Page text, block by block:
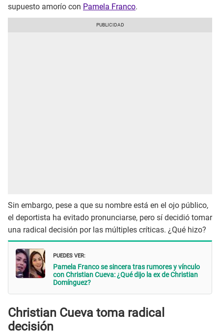
supuesto amorío con Pamela Franco.
Sin embargo, pese a que su nombre está en el ojo público,
el deportista ha evitado pronunciarse, pero sí decidió tomar
una radical decisión por las múltiples críticas. ¿Qué hizo?
PUEDES VER:
Pamela Franco se sincera tras rumores y vínculo
con Christian Cueva: ¿Qué dijo la ex de Christian
Domínguez?
Christian Cueva toma radical
decisión